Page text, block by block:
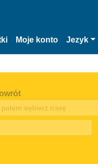
Moje konto Jezyk